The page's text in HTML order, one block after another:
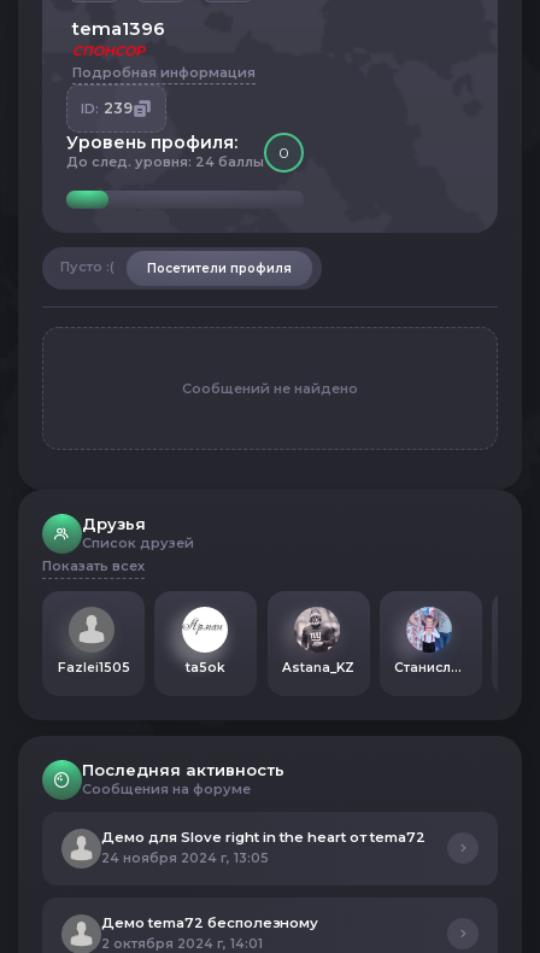
tema1396
СПОНСОР
Подробная информация
ID: 239
Уровень профиля:
До след. уровня: 24 баллы 0
Посетители профиля
Пусто :(
Сообщений не найдено
Друзья
Список друзей
Показать всех
Fazlei1505 ta5ok Astana_KZ Станислав Ухалов
Последняя активность
Сообщения на форуме
Демо для Slove right in the heart от tema72
24 ноября 2024 г, 13:05
Демо tema72 бесполезному
2 октября 2024 г, 14:01